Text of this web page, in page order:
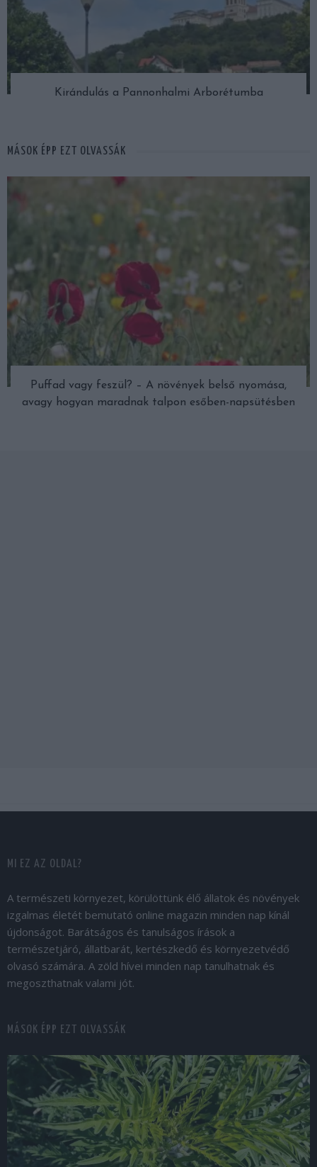
Kirándulás a Pannonhalmi Arborétumba
MÁSOK ÉPP EZT OLVASSÁK
Puffad vagy feszül? – A növények belső nyomása,
avagy hogyan maradnak talpon esőben-napsütésben
MI EZ AZ OLDAL?
A természeti környezet, körülöttünk élő állatok és növények
izgalmas életét bemutató online magazin minden nap kínál
újdonságot. Barátságos és tanulságos írások a
természetjáró, állatbarát, kertészkedő és környezetvédő
olvasó számára. A zöld hívei minden nap tanulhatnak és
megoszthatnak valami jót.
MÁSOK ÉPP EZT OLVASSÁK